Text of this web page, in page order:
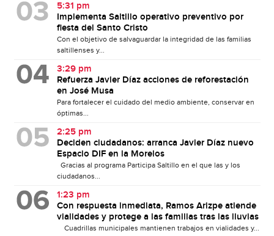
5:31 pm
Implementa Saltillo operativo preventivo por
fiesta del Santo Cristo
Con el objetivo de salvaguardar la integridad de las familias
saltillenses y...
3:29 pm
Refuerza Javier Díaz acciones de reforestación
en José Musa
Para fortalecer el cuidado del medio ambiente, conservar en
óptimas...
2:25 pm
Deciden ciudadanos: arranca Javier Díaz nuevo
Espacio DIF en la Morelos
Gracias al programa Participa Saltillo en el que las y los
ciudadanos...
1:23 pm
Con respuesta inmediata, Ramos Arizpe atiende
vialidades y protege a las familias tras las lluvias
Cuadrillas municipales mantienen trabajos en vialidades y...